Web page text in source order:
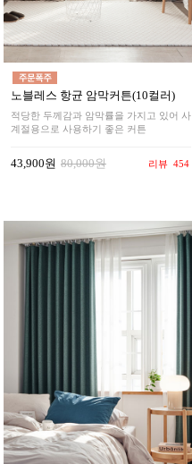
노블레스 항균 암막커튼(10컬러)
적당한 두께감과 암막률을 가지고 있어 사
계절용으로 사용하기 좋은 커튼
43,900원 80,000원 리뷰 454